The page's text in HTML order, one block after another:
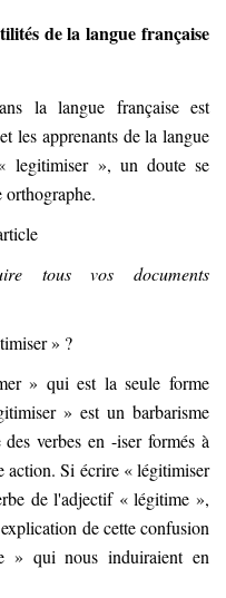
de la langue française
la langue française est
les apprenants de la langue
legitimiser », un doute se
orthographe.
tous vos documents
» ?
» qui est la seule forme
» est un barbarisme
verbes en -iser formés à
action. Si écrire « légitimiser
de l'adjectif « légitime »,
de cette confusion
» qui nous induiraient en